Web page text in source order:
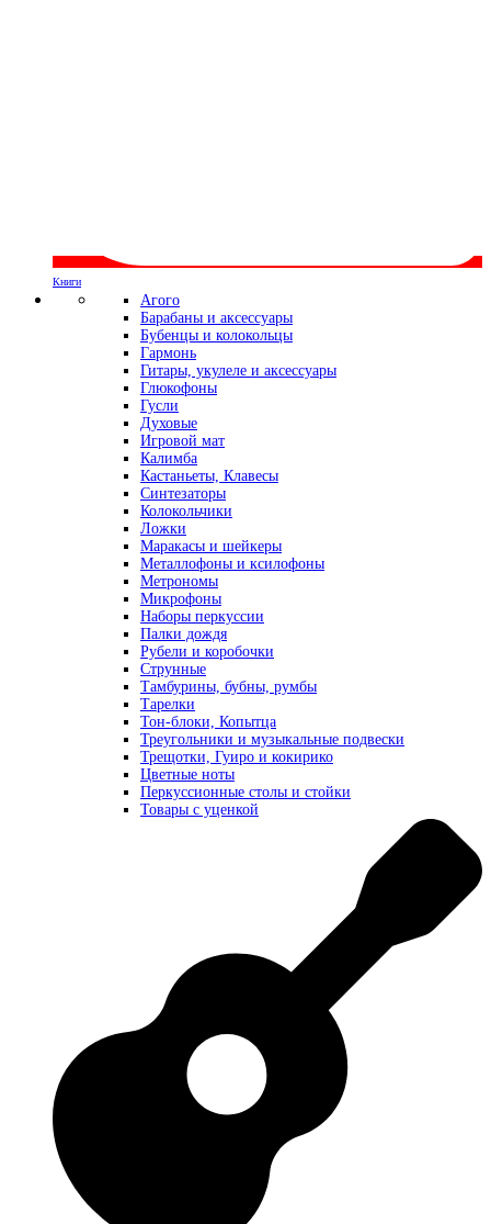
Книги
Агого
Барабаны и аксессуары
Бубенцы и колокольцы
Гармонь
Гитары, укулеле и аксессуары
Глюкофоны
Гусли
Духовые
Игровой мат
Калимба
Кастаньеты, Клавесы
Синтезаторы
Колокольчики
Ложки
Маракасы и шейкеры
Металлофоны и ксилофоны
Метрономы
Микрофоны
Наборы перкуссии
Палки дождя
Рубели и коробочки
Струнные
Тамбурины, бубны, румбы
Тарелки
Тон-блоки, Копытца
Треугольники и музыкальные подвески
Трещотки, Гуиро и кокирико
Цветные ноты
Перкуссионные столы и стойки
Товары с уценкой